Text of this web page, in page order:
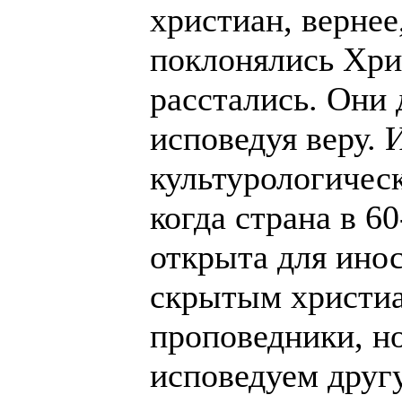
христиан,
поклонялись
расстались. Они
исповедуя веру.
когда страна в
открыта для
скрытым
проповедники,
исповедуем